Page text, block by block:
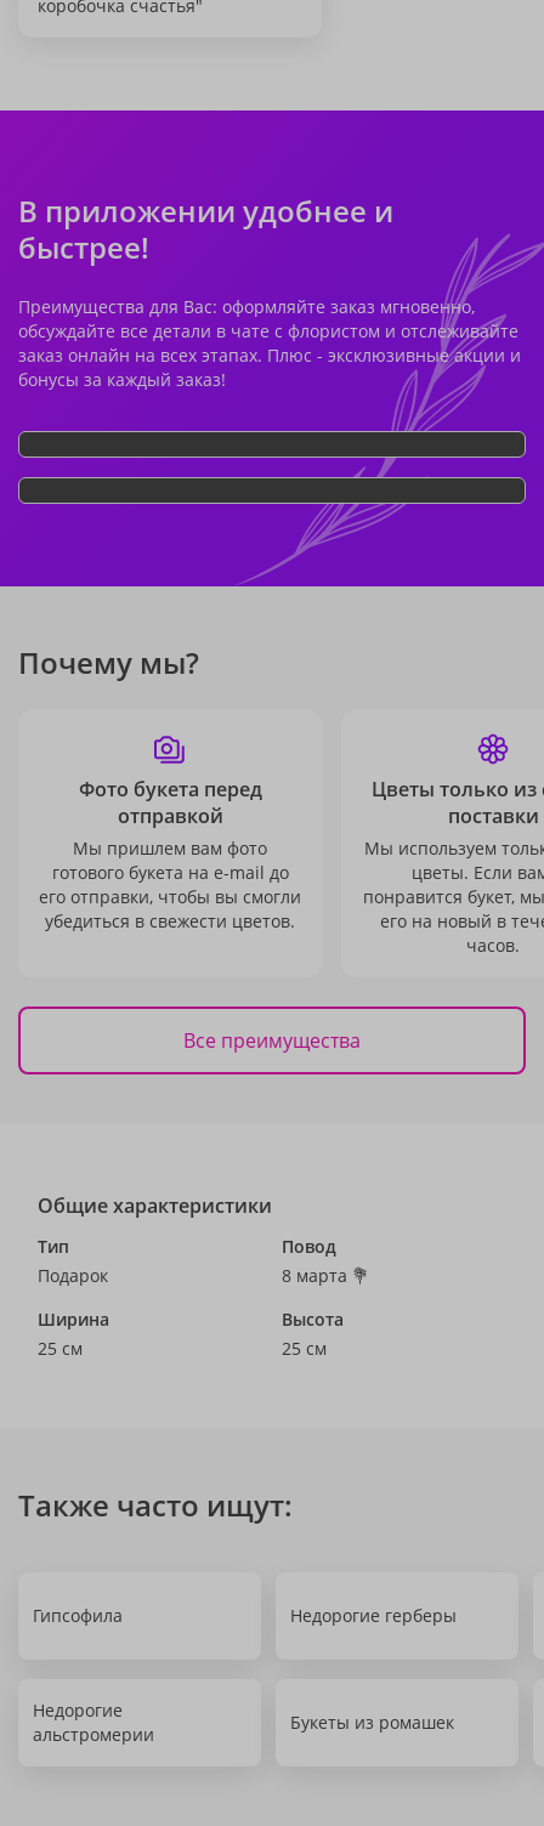
коробочка счастья"
В приложении удобнее и
быстрее!
Преимущества для Вас: оформляйте заказ мгновенно,
обсуждайте все детали в чате с флористом и отслеживайте
заказ онлайн на всех этапах. Плюс - эксклюзивные акции и
бонусы за каждый заказ!
Почему мы?
Фото букета перед
отправкой
Мы пришлем вам фото
готового букета на e-mail до
его отправки, чтобы вы смогли
убедиться в свежести цветов.
Цветы только из
поставки
Мы используем
цветы. Если
понравится букет,
его на новый в
часов.
Все преимущества
Общие характеристики
Тип
Подарок
Повод
8 марта 💐
Ширина
25 см
Высота
25 см
Также часто ищут:
Гипсофила Недорогие герберы
Недорогие
альстромерии
Букеты из ромашек